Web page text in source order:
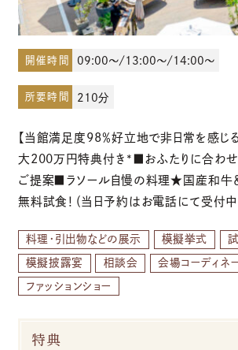
ブライダルフェア
お電話でのご予約・お問い合
096-319-
平日12:00-19:00
土日祝9:00-19:00（火・水曜日
開催時間 09:00～/13:00～/14:00～
所要時間 210分
【当館満足度98％好立地で非日常を感じる
大200万円特典付き*■おふたりに合わせ
ご提案■ラソール自慢の料理★国産和牛
無料試食！（当日予約はお電話にて受付中
料理・引出物などの展示 模擬挙式
模擬披露宴 相談会 会場コーディネ
ファッションショー
特典